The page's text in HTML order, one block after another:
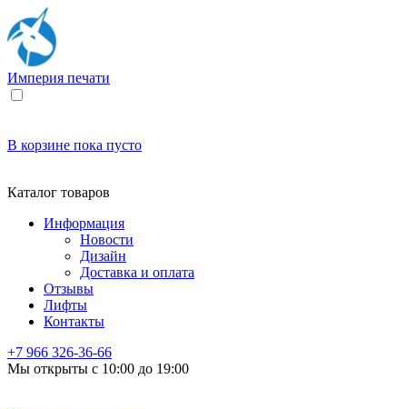
Империя печати
В корзине пока пусто
Каталог товаров
Информация
Новости
Дизайн
Доставка и оплата
Отзывы
Лифты
Контакты
+7 966 326-36-66
Мы открыты с 10:00 до 19:00